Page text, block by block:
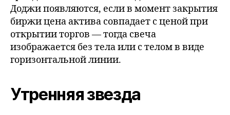
Доджи появляются, если в момент закрытия
биржи цена актива совпадает с ценой при
открытии торгов — тогда свеча
изображается без тела или с телом в виде
горизонтальной линии.
Утренняя звезда